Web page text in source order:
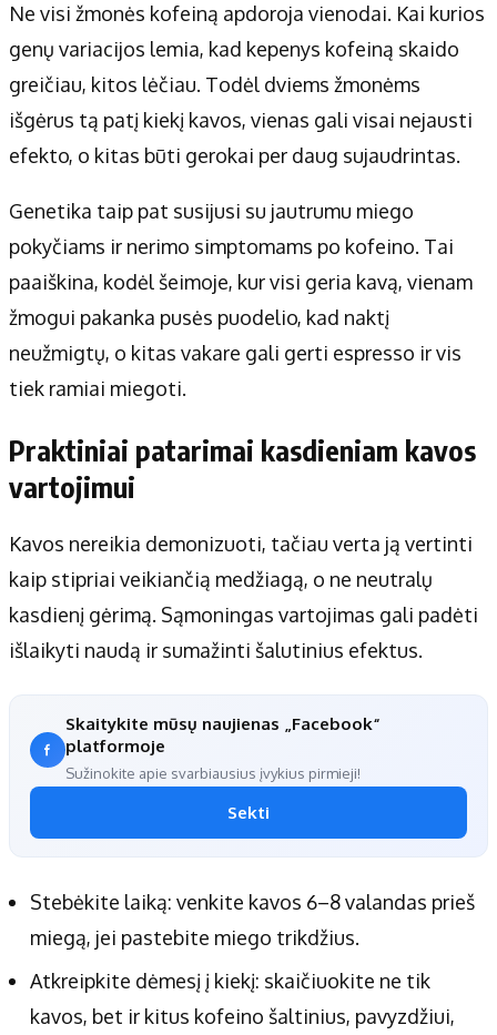
Ne visi žmonės kofeiną apdoroja vienodai. Kai kurios
genų variacijos lemia, kad kepenys kofeiną skaido
greičiau, kitos lėčiau. Todėl dviems žmonėms
išgėrus tą patį kiekį kavos, vienas gali visai nejausti
efekto, o kitas būti gerokai per daug sujaudrintas.
Genetika taip pat susijusi su jautrumu miego
pokyčiams ir nerimo simptomams po kofeino. Tai
paaiškina, kodėl šeimoje, kur visi geria kavą, vienam
žmogui pakanka pusės puodelio, kad naktį
neužmigtų, o kitas vakare gali gerti espresso ir vis
tiek ramiai miegoti.
Praktiniai patarimai kasdieniam kavos
vartojimui
Kavos nereikia demonizuoti, tačiau verta ją vertinti
kaip stipriai veikiančią medžiagą, o ne neutralų
kasdienį gėrimą. Sąmoningas vartojimas gali padėti
išlaikyti naudą ir sumažinti šalutinius efektus.
Skaitykite mūsų naujienas „Facebook“
platformoje
Sužinokite apie svarbiausius įvykius pirmieji!
Sekti
Stebėkite laiką: venkite kavos 6–8 valandas prieš
miegą, jei pastebite miego trikdžius.
Atkreipkite dėmesį į kiekį: skaičiuokite ne tik
kavos, bet ir kitus kofeino šaltinius, pavyzdžiui,